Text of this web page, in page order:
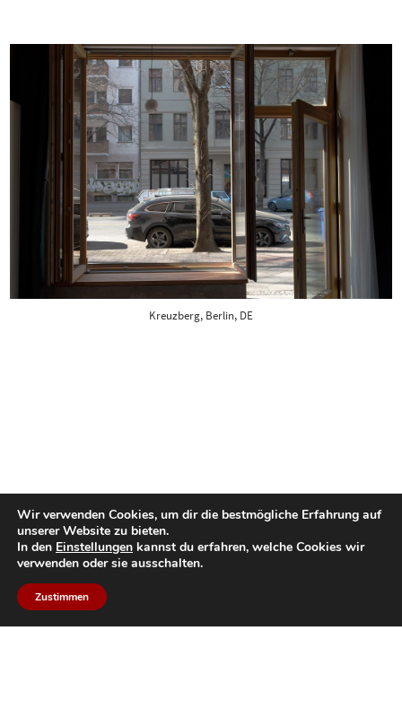
Kreuzberg, Berlin, DE
Wir verwenden Cookies, um dir die bestmögliche Erfahrung auf
unserer Website zu bieten.
In den Einstellungen kannst du erfahren, welche Cookies wir
verwenden oder sie ausschalten.
Zustimmen